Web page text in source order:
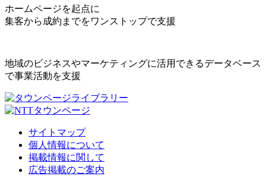
ホームページを起点に
集客から成約までをワンストップで支援
地域のビジネスやマーケティングに活用できるデータベース
で事業活動を支援
サイトマップ
個人情報について
掲載情報に関して
広告掲載のご案内